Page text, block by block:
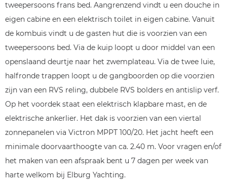
tweepersoons frans bed. Aangrenzend vindt u een douche in
eigen cabine en een elektrisch toilet in eigen cabine. Vanuit
de kombuis vindt u de gasten hut die is voorzien van een
tweepersoons bed. Via de kuip loopt u door middel van een
openslaand deurtje naar het zwemplateau. Via de twee luie,
halfronde trappen loopt u de gangboorden op die voorzien
zijn van een RVS reling, dubbele RVS bolders en antislip verf.
Op het voordek staat een elektrisch klapbare mast, en de
elektrische ankerlier. Het dak is voorzien van een viertal
zonnepanelen via Victron MPPT 100/20. Het jacht heeft een
minimale doorvaarthoogte van ca. 2.40 m. Voor vragen en/of
het maken van een afspraak bent u 7 dagen per week van
harte welkom bij Elburg Yachting.